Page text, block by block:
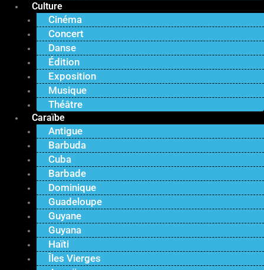
Culture
Cinéma
Concert
Danse
Édition
Exposition
Musique
Théâtre
Caraïbe
Antigue
Barbuda
Cuba
Barbade
Dominique
Guadeloupe
Guyane
Guyana
Haïti
Îles Vierges